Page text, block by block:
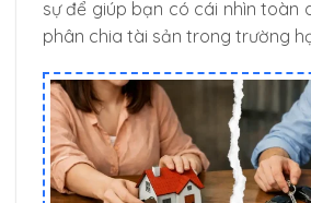
sự để giúp bạn có cái nhìn toàn
phân chia tài sản trong trường